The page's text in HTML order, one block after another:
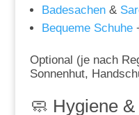
Badesachen&
Bequeme Schuhe
Optional (je nach
Sonnenhut,
🧼 Hygiene